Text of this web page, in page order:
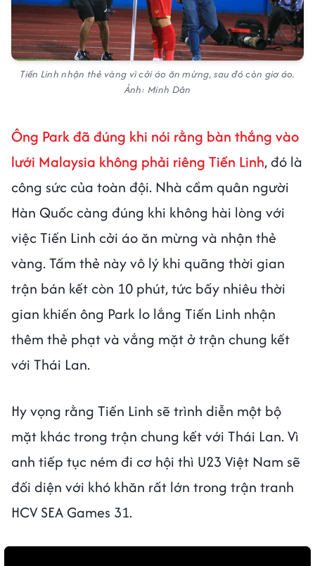
Tiến Linh nhận thẻ vàng vì cởi áo ăn mừng, sau đó còn giơ áo.
Ảnh: Minh Dân
Ông Park đã đúng khi nói rằng bàn thắng vào
lưới Malaysia không phải riêng Tiến Linh, đó là
công sức của toàn đội. Nhà cầm quân người
Hàn Quốc càng đúng khi không hài lòng với
việc Tiến Linh cởi áo ăn mừng và nhận thẻ
vàng. Tấm thẻ này vô lý khi quãng thời gian
trận bán kết còn 10 phút, tức bấy nhiêu thời
gian khiến ông Park lo lắng Tiến Linh nhận
thêm thẻ phạt và vắng mặt ở trận chung kết
với Thái Lan.
Hy vọng rằng Tiến Linh sẽ trình diễn một bộ
mặt khác trong trận chung kết với Thái Lan. Vì
anh tiếp tục ném đi cơ hội thì U23 Việt Nam sẽ
đối diện với khó khăn rất lớn trong trận tranh
HCV SEA Games 31.